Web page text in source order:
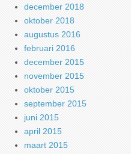
december 2018
oktober 2018
augustus 2016
februari 2016
december 2015
november 2015
oktober 2015
september 2015
juni 2015
april 2015
maart 2015